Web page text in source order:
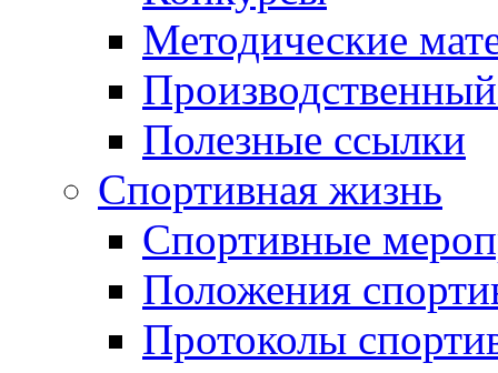
Методические
Полезные ссылки
Спортивная жизнь
Спортивные
Положения
Протоколы